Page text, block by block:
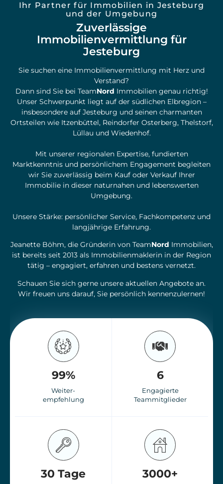
Ihr Partner für Immobilien in Jesteburg
und der Umgebung
Zuverlässige
Immobilienvermittlung für
Jesteburg
Sie suchen eine Immobilienvermittlung mit Herz und
Verstand?
Dann sind Sie bei TeamNord Immobilien genau richtig!
Unser Schwerpunkt liegt auf der südlichen Elbregion –
insbesondere auf Jesteburg und seinen charmanten
Ortsteilen wie Itzenbüttel, Reindorfer Osterberg, Thelstorf,
Lüllau und Wiedenhof.
Mit unserer regionalen Expertise, fundierten
Marktkenntnis und persönlichem Engagement begleiten
wir Sie zuverlässig beim Kauf oder Verkauf Ihrer
Immobilie in dieser naturnahen und lebenswerten
Umgebung.
Unsere Stärke: persönlicher Service, Fachkompetenz und
langjährige Erfahrung.
Jeanette Böhm, die Gründerin von TeamNord Immobilien,
ist bereits seit 2013 als Immobilienmaklerin in der Region
tätig – engagiert, erfahren und bestens vernetzt.
Schauen Sie sich gerne unsere aktuellen Angebote an.
Wir freuen uns darauf, Sie persönlich kennenzulernen!
99%
Weiter-
empfehlung
6
Engagierte
Teammitglieder
30 Tage 3000+